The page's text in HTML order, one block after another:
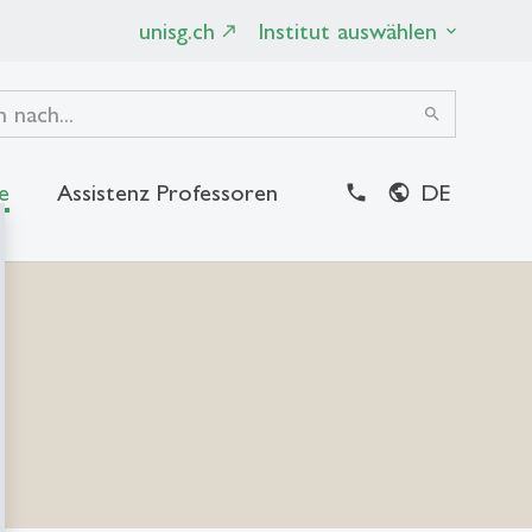
unisg.ch Institut auswählen
search
Assistenz Professoren DE